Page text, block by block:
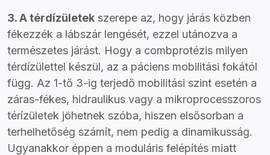
3. A térdízületek szerepe az, hogy járás közben
fékezzék a lábszár lengését, ezzel utánozva a
természetes járást. Hogy a combprotézis milyen
térdízülettel készül, az a páciens mobilitási fokától
függ. Az 1-tő 3-ig terjedő mobilitási szint esetén a
záras-fékes, hidraulikus vagy a mikroprocesszoros
térízületek jöhetnek szóba, hiszen elsősorban a
terhelhetőség számít, nem pedig a dinamikusság.
Ugyanakkor éppen a moduláris felépítés miatt